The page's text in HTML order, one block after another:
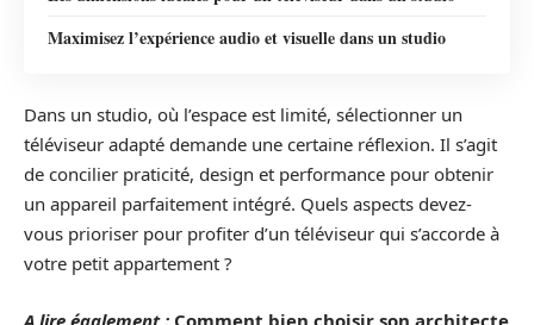
Maximisez l’expérience audio et visuelle dans un studio
Dans un studio, où l’espace est limité, sélectionner un
téléviseur adapté demande une certaine réflexion. Il s’agit
de concilier praticité, design et performance pour obtenir
un appareil parfaitement intégré. Quels aspects devez-
vous prioriser pour profiter d’un téléviseur qui s’accorde à
votre petit appartement ?
A lire également : Comment bien choisir son architecte